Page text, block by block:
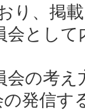
り、掲
して
考え
発信す